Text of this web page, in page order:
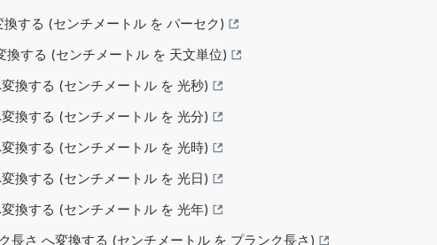
する (センチメートル を パーセク)
換する (センチメートル を 天文単位)
換する (センチメートル を 光秒)
換する (センチメートル を 光分)
換する (センチメートル を 光時)
換する (センチメートル を 光日)
換する (センチメートル を 光年)
長さ へ変換する (センチメートル を プランク長さ)